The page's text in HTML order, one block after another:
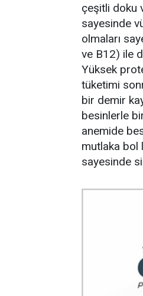
çeşitli doku
sayesinde
olmaları
ve B12) ile
Yüksek
tüketimi
bir demir
besinlerle
anemide
mutlaka bol
sayesinde